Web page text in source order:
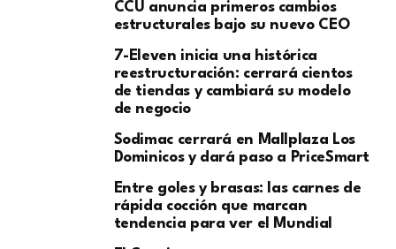
CCU anuncia primeros cambios
estructurales bajo su nuevo CEO
7-Eleven inicia una histórica
reestructuración: cerrará cientos
de tiendas y cambiará su modelo
de negocio
Sodimac cerrará en Mallplaza Los
Dominicos y dará paso a PriceSmart
Entre goles y brasas: las carnes de
rápida cocción que marcan
tendencia para ver el Mundial